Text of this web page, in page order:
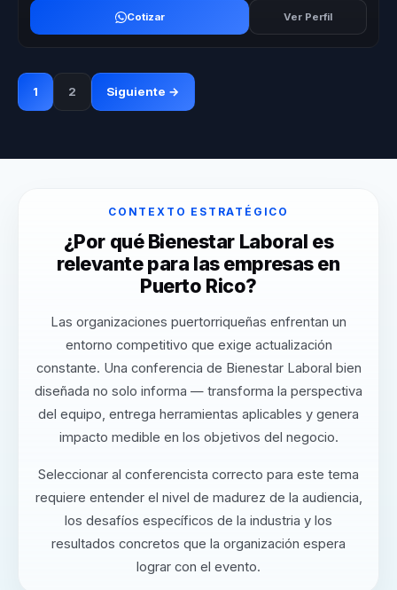
Cotizar Ver Perfil
1 2 Siguiente →
CONTEXTO ESTRATÉGICO
¿Por qué Bienestar Laboral es
relevante para las empresas en
Puerto Rico?
Las organizaciones puertorriqueñas enfrentan un
entorno competitivo que exige actualización
constante. Una conferencia de Bienestar Laboral bien
diseñada no solo informa — transforma la perspectiva
del equipo, entrega herramientas aplicables y genera
impacto medible en los objetivos del negocio.
Seleccionar al conferencista correcto para este tema
requiere entender el nivel de madurez de la audiencia,
los desafíos específicos de la industria y los
resultados concretos que la organización espera
lograr con el evento.